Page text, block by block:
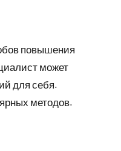
повышения
может
для себя.
методов.